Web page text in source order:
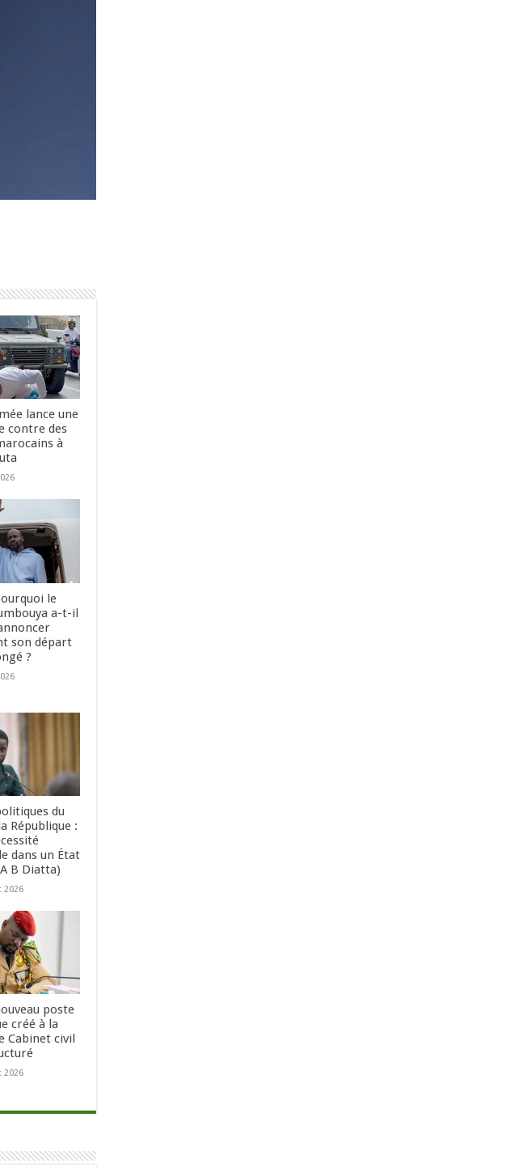
lance une
contre des
à
le
a-t-il
son départ
?
du
République :
dans un État
B Diatta)
2026
poste
créé à la
Cabinet civil
2026